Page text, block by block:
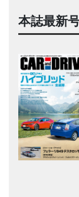
本誌最新